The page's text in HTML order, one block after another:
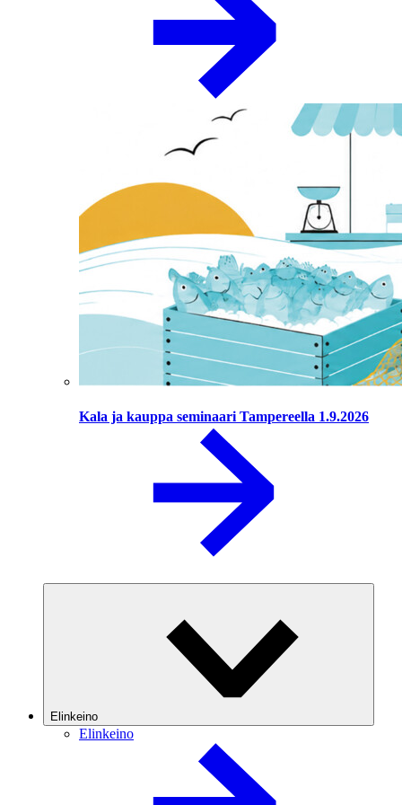
Kala ja kauppa seminaari Tampereella 1.9.2026
Elinkeino
Elinkeino